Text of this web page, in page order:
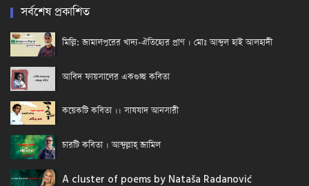
সর্বশেষ প্রকাশিত
মিল্লি: জামালপুরের খাদ্য-ঐতিহ্যের প্রাণ । মোঃ আব্দুল হাই আলহাদী
আবিদ ফায়সালের একগুচ্ছ কবিতা
কয়েকটি কবিতা ।। সাযযাদ আনসারী
চারটি কবিতা । আব্দুল্লাহ্ জামিল
A cluster of poems by Nataša Radanović